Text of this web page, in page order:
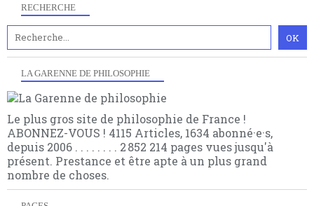
RECHERCHE
LA GARENNE DE PHILOSOPHIE
Le plus gros site de philosophie de France !
ABONNEZ-VOUS ! 4115 Articles, 1634 abonné·e·s,
depuis 2006 . . . . . . . . 2 852 214 pages vues jusqu'à
présent. Prestance et être apte à un plus grand
nombre de choses.